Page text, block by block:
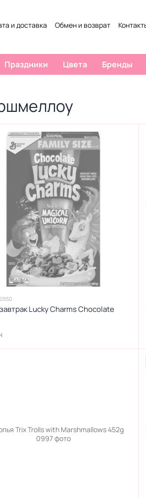
и доставка Обмен и возврат
Праздники Цвета Бренды
Lucky Charms Chocolate